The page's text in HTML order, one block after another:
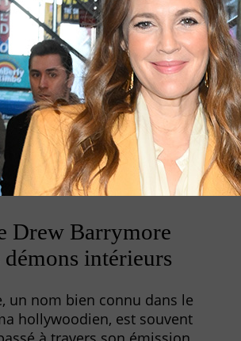
Drew Barrymore
démons intérieurs
un nom bien connu dans le
hollywoodien, est souvent